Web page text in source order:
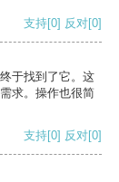
支持[0] 反对[0]
于找到了它。这
求。操作也很简
支持[0] 反对[0]